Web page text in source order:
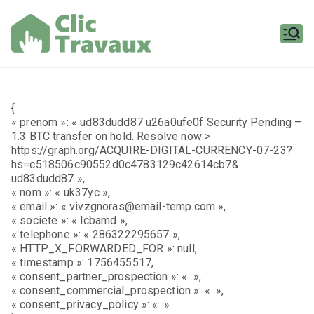
contenu
{
« prenom »: « ud83dudd87 u26a0ufe0f Security Pending –
1.3 BTC transfer on hold. Resolve now >
https://graph.org/ACQUIRE-DIGITAL-CURRENCY-07-23?
hs=c518506c90552d0c4783129c42614cb7&
ud83dudd87 »,
« nom »: « uk37yc »,
« email »: « vivzgnoras@email-temp.com »,
« societe »: « lcbamd »,
« telephone »: « 286322295657 »,
« HTTP_X_FORWARDED_FOR »: null,
« timestamp »: 1756455517,
« consent_partner_prospection »: « »,
« consent_commercial_prospection »: « »,
« consent_privacy_policy »: « »